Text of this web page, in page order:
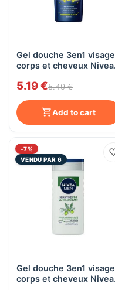
Gel douche 3en1 visage
corps et cheveux Nivea
5.19 €5.49 €
Add to cart
-7%
VENDU PAR 6
Gel douche 3en1 visage
corps et cheveux Nivea